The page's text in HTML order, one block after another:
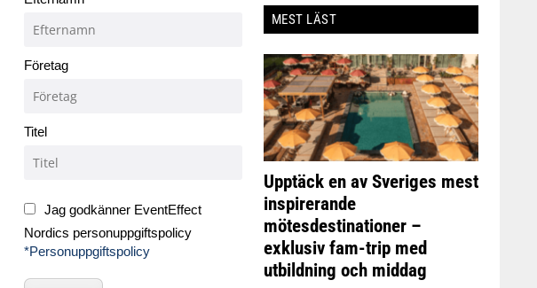
Företag
Titel
Jag godkänner EventEffect
Nordics personuppgiftspolicy
*Personuppgiftspolicy
MEST LÄST
Upptäck en av Sveriges mest
inspirerande
mötesdestinationer –
exklusiv fam-trip med
utbildning och middag